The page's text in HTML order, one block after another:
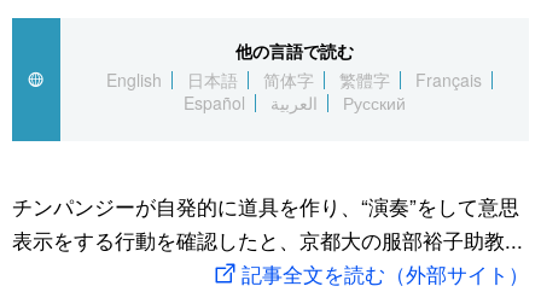
Русский
経済・ビジネス
国際
文化
トップ
アーカイブ
In-depth
Japan Data
動画/Live
スポーツ・東京2020
他の言語で読む
English
日本語 简体字 繁體字
Français
Español
العربية Русский
チンパンジーが自発的に道具を作り、“演奏”をして意思
表示をする行動を確認したと、京都大の服部裕子助教...
記事全文を読む（外部サイト）